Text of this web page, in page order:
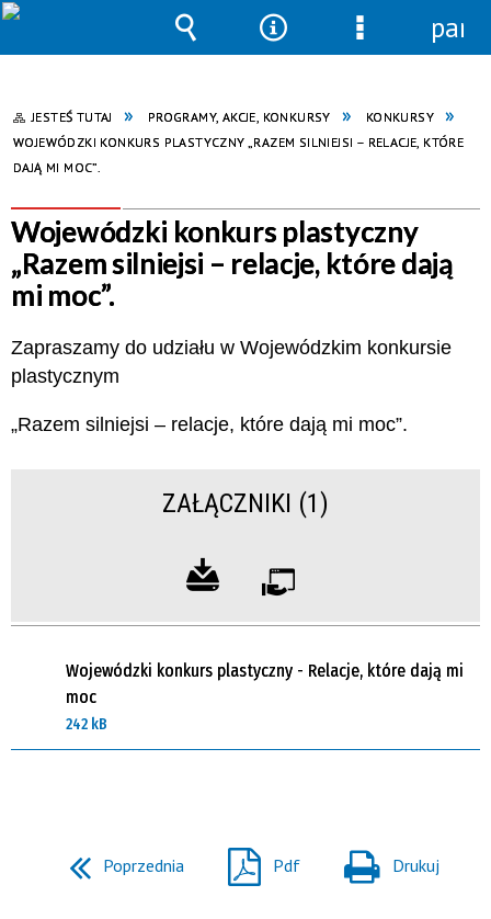
JESTEŚ TUTAJ PROGRAMY, AKCJE, KONKURSY
KONKURSY
WOJEWÓDZKI KONKURS PLASTYCZNY „RAZEM SILNIEJSI – RELACJE, KTÓRE
DAJĄ MI MOC”.
Wojewódzki konkurs plastyczny
„Razem silniejsi – relacje, które dają
mi moc”.
Zapraszamy do udziału w Wojewódzkim konkursie
plastycznym
„Razem silniejsi – relacje, które dają mi moc”.
ZAŁĄCZNIKI (1)
Wojewódzki konkurs plastyczny - Relacje, które dają mi
moc
242 kB
Poprzednia Pdf Drukuj
Wyszukiwarka
NarzędziaMenu